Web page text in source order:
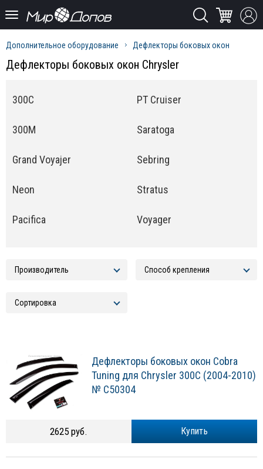
Дополнительное оборудование Дефлекторы боковых окон
Дефлекторы боковых окон Chrysler
300C
300M
Grand Voyajer
Neon
Pacifica
PT Cruiser
Saratoga
Sebring
Stratus
Voyager
Дефлекторы боковых окон Cobra
Tuning для Chrysler 300C (2004-2010)
№ C50304
Купить
2625 руб.